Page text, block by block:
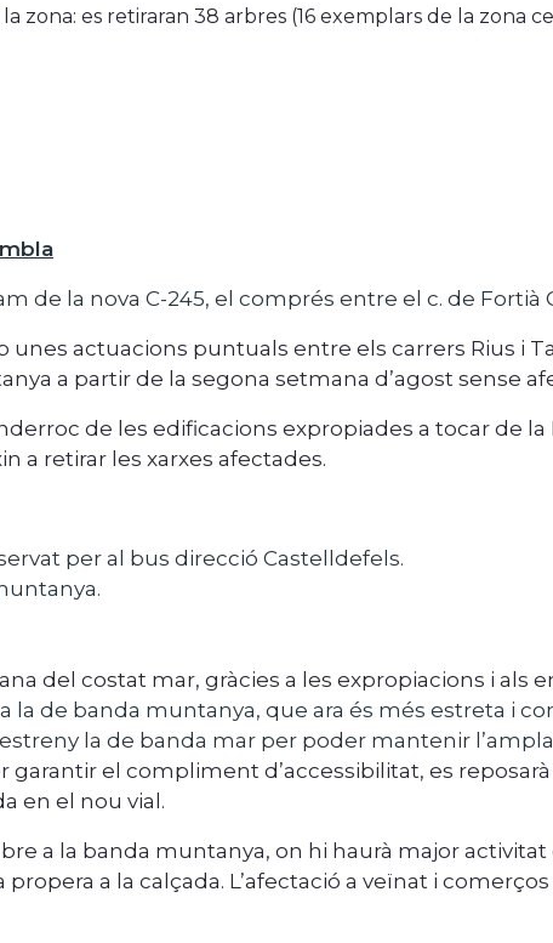
zona: es retiraran 38 arbres (16 exemplars de la zona
de la nova C-245, el comprés entre el c. de Fortià
unes actuacions puntuals entre els carrers Rius i
a partir de la segona setmana d’agost sense
de les edificacions expropiades a tocar de
a retirar les xarxes afectades.
per al bus direcció Castelldefels.
del costat mar, gràcies a les expropiacions i als
la de banda muntanya, que ara és més estreta i
la de banda mar per poder mantenir
garantir el compliment d’accessibilitat, es
en el nou vial.
a la banda muntanya, on hi haurà major activitat
a la calçada. L’afectació a veïnat i